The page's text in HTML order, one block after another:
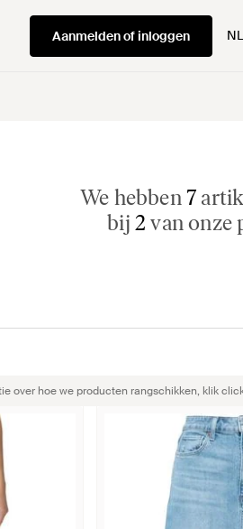
Aanmelden of inloggen NL
We hebben 7
bij 2 van onze
over hoe we producten rangschikken, klik